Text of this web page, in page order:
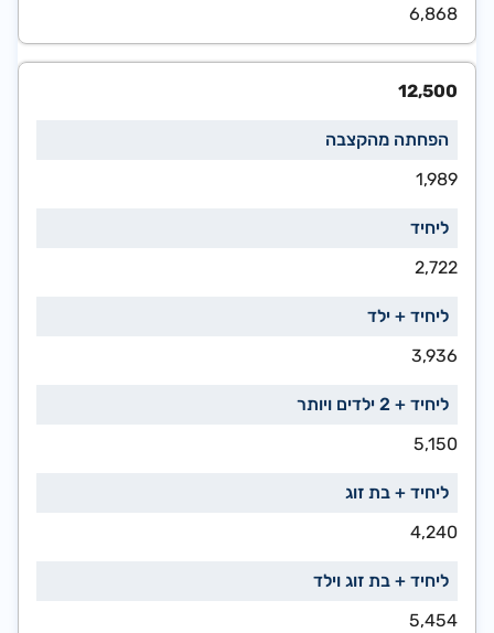
6,868
12,500
1,989
2,722
3,936
5,150
4,240
5,454